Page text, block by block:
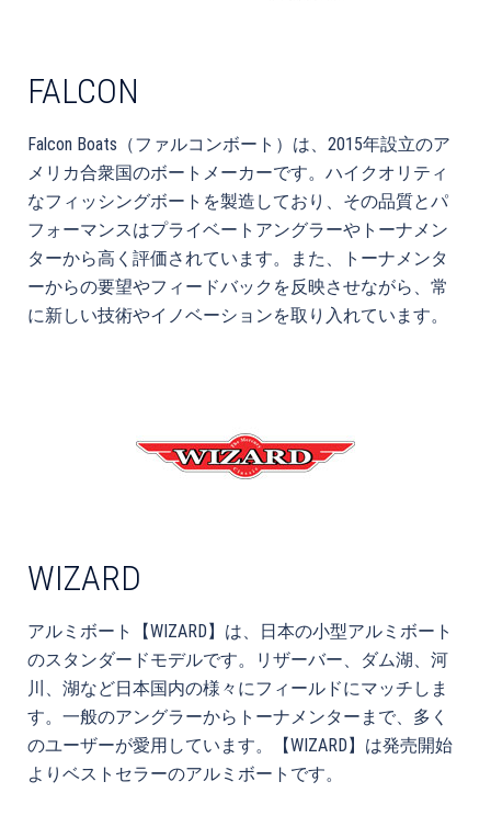
FALCON
Falcon Boats（ファルコンボート）は、2015年設立のア
メリカ合衆国のボートメーカーです。ハイクオリティ
なフィッシングボートを製造しており、その品質とパ
フォーマンスはプライベートアングラーやトーナメン
ターから高く評価されています。また、トーナメンタ
ーからの要望やフィードバックを反映させながら、常
に新しい技術やイノベーションを取り入れています。
WIZARD
アルミボート【WIZARD】は、日本の小型アルミボート
のスタンダードモデルです。リザーバー、ダム湖、河
川、湖など日本国内の様々にフィールドにマッチしま
す。一般のアングラーからトーナメンターまで、多く
のユーザーが愛用しています。【WIZARD】は発売開始
よりベストセラーのアルミボートです。